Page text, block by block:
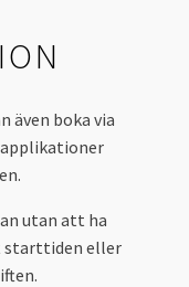
även boka via
utan att ha
starttiden eller